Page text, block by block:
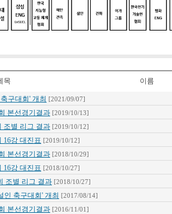
목 이름
구대회' 개최 [2021/09/07]
본선경기결과 [2019/10/13]
조별 리그 결과 [2019/10/12]
16강 대진표 [2019/10/12]
본선경기결과 [2018/10/29]
16강 대진표 [2018/10/27]
조별 리그 결과 [2018/10/27]
인 축구대회' 개최 [2017/08/14]
본선경기결과 [2016/11/01]